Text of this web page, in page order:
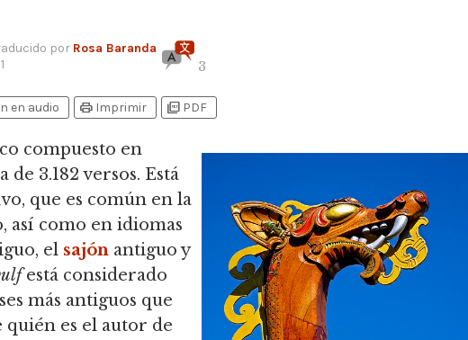
por Rosa Baranda
3
en audio print Imprimir picture_as_pdf PDF
compuesto en
3.182 versos. Está
que es común en la
así como en idiomas
el sajón antiguo y
está considerado
más antiguos que
quién es el autor de